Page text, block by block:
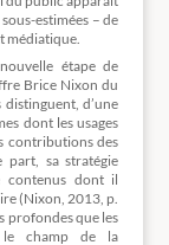
estimées – de
médiatique.
étape de
Brice Nixon du
distinguent, d’une
dont les usages
contributions des
part, sa stratégie
contenus dont il
(Nixon, 2013, p.
profondes que les
le champ de la